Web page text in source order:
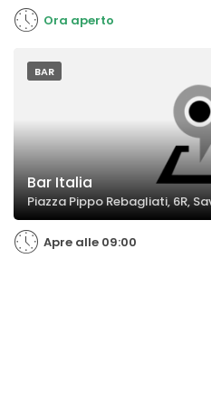
Ora aperto
BAR
Bar Italia
Piazza Pippo Rebagliati, 6R,
Apre alle 09:00